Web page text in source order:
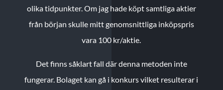
olika tidpunkter. Om jag hade köpt samtliga aktier
från början skulle mitt genomsnittliga inköpspris
vara 100 kr/aktie.
Det finns såklart fall där denna metoden inte
fungerar. Bolaget kan gå i konkurs vilket resulterar i